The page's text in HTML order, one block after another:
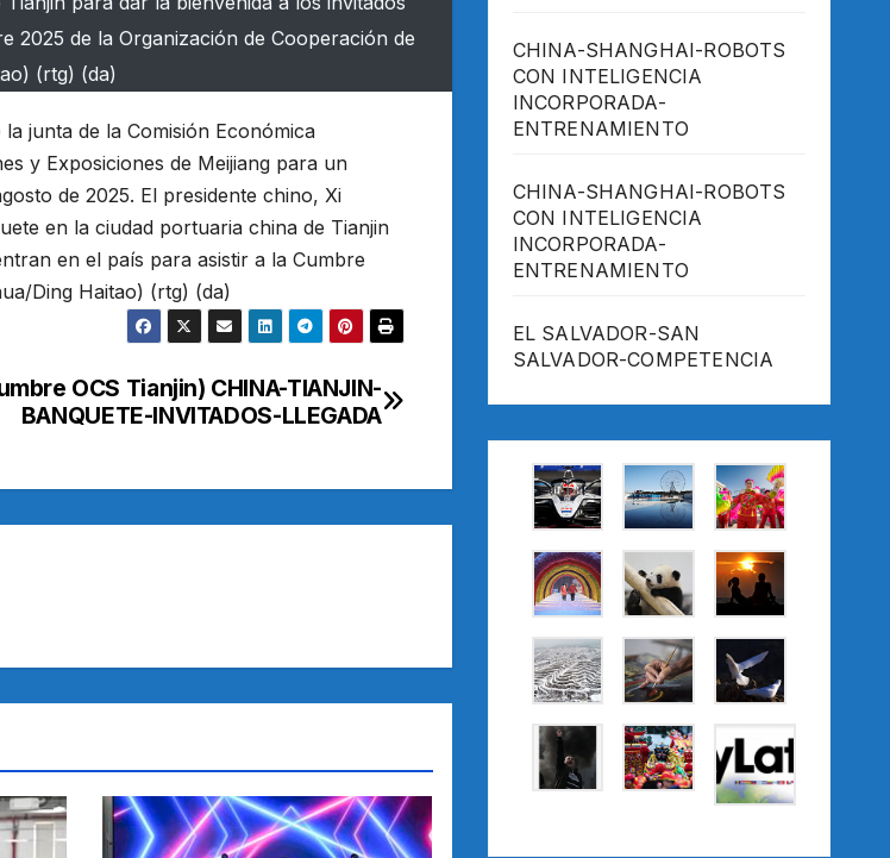
2025 de la Organización de Cooperación de
(rtg) (da)
junta de la Comisión Económica
y Exposiciones de Meijiang para un
de 2025. El presidente chino, Xi
en la ciudad portuaria china de Tianjin
en el país para asistir a la Cumbre
Ding Haitao) (rtg) (da)
OCS Tianjin) CHINA-TIANJIN-
BANQUETE-INVITADOS-LLEGADA
CHINA-SHANGHAI-ROBOTS
CON INTELIGENCIA
INCORPORADA-
ENTRENAMIENTO
CHINA-SHANGHAI-ROBOTS
CON INTELIGENCIA
INCORPORADA-
ENTRENAMIENTO
EL SALVADOR-SAN
SALVADOR-COMPETENCIA